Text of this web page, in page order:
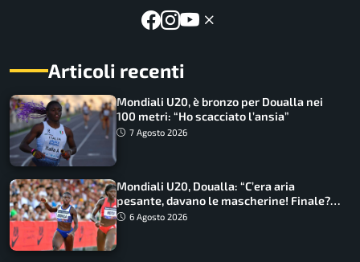
Articoli recenti
Mondiali U20, è bronzo per Doualla nei
100 metri: “Ho scacciato l’ansia”
7 Agosto 2026
Mondiali U20, Doualla: “C’era aria
pesante, davano le mascherine! Finale?
Non ho nulla da perdere”
6 Agosto 2026